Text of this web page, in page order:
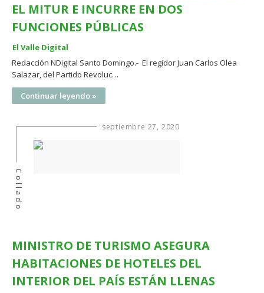
EL MITUR E INCURRE EN DOS
FUNCIONES PÚBLICAS
El Valle Digital
Redacción NDigital Santo Domingo.- El regidor Juan Carlos Olea
Salazar, del Partido Revoluc…
Continuar leyendo »
septiembre 27, 2020
Collado
MINISTRO DE TURISMO ASEGURA
HABITACIONES DE HOTELES DEL
INTERIOR DEL PAÍS ESTÁN LLENAS